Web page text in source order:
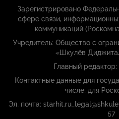
Зарегистрировано
сфере связи,
коммуникаций
Учредитель: Общество с
«Шкулёв
Главный
Контактные данные для
числе, для
Эл. почта:
57